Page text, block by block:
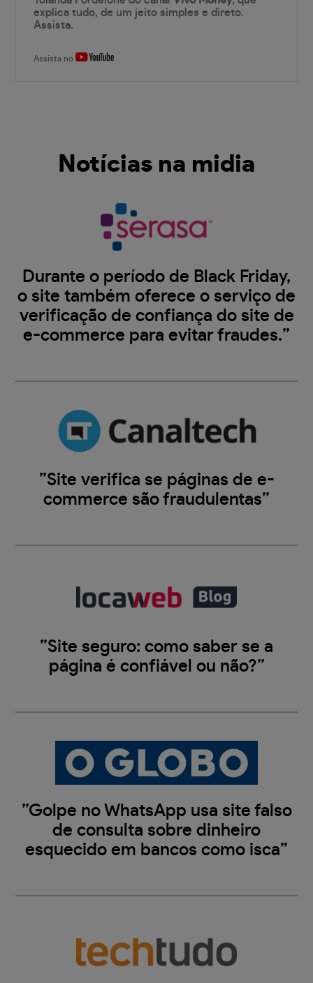
explica tudo, de um jeito simples e direto.
Assista.
Assista no
Notícias na midia
Durante o período de Black Friday,
o site também oferece o serviço de
verificação de confiança do site de
e-commerce para evitar fraudes.”
”Site verifica se páginas de e-
commerce são fraudulentas”
”Site seguro: como saber se a
página é confiável ou não?”
”Golpe no WhatsApp usa site falso
de consulta sobre dinheiro
esquecido em bancos como isca”